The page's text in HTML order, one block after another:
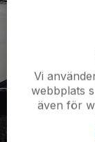
Vi
webbplats
även för